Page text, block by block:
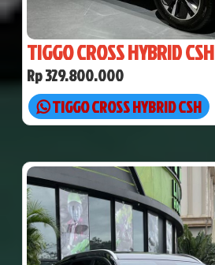
TIGGO CROSS HYBRID CSH
Rp 329.800.000
TIGGO CROSS HYBRID CSH